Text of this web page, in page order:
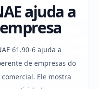
ajuda a
61.90-6 ajuda a
de empresas do
Ele mostra